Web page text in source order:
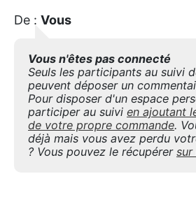
De : Vous
Vous n'êtes pas connecté
Seuls les participants au suivi
peuvent déposer un
Pour disposer d'un espace
participer au suivi en ajoutant
de votre propre commande.
déjà mais vous avez perdu
? Vous pouvez le récupérer sur